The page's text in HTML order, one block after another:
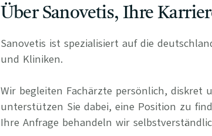
Über Sanovetis, Ihre
Sanovetis ist spezialisiert auf die
und Kliniken.
Wir begleiten Fachärzte persönlich, diskret
unterstützen Sie dabei, eine Position zu
Ihre Anfrage behandeln wir